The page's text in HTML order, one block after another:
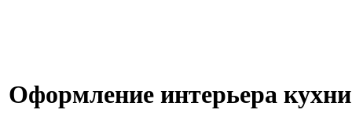
Оформление интерьера